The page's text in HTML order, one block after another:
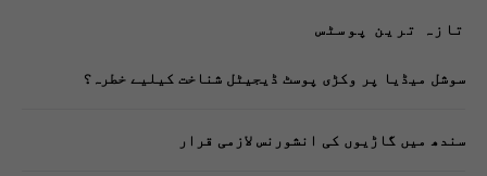
تازہ ترین پوسٹس
سوشل میڈیا پر وکڑی پوسٹ ڈیجیٹل شناخت کیلیے خطرہ؟
سندھ میں گاڑیوں کی انشورنس لازمی قرار